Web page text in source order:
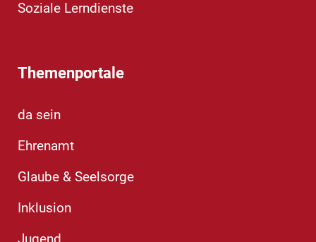
Soziale Lerndienste
Themenportale
da sein
Ehrenamt
Glaube & Seelsorge
Inklusion